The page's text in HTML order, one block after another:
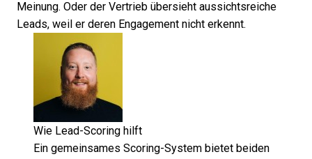
Meinung. Oder der Vertrieb übersieht aussichtsreiche
Leads, weil er deren Engagement nicht erkennt.
Wie Lead-Scoring hilft
Ein gemeinsames Scoring-System bietet beiden